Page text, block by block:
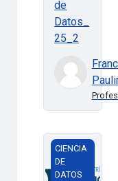
de
Datos_
25_2
Matemáticas
CIENCIA
DE
DATOS